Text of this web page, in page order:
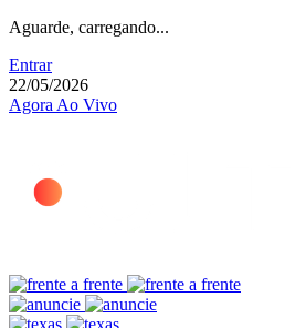
Aguarde, carregando...
Entrar
22/05/2026
Agora Ao Vivo